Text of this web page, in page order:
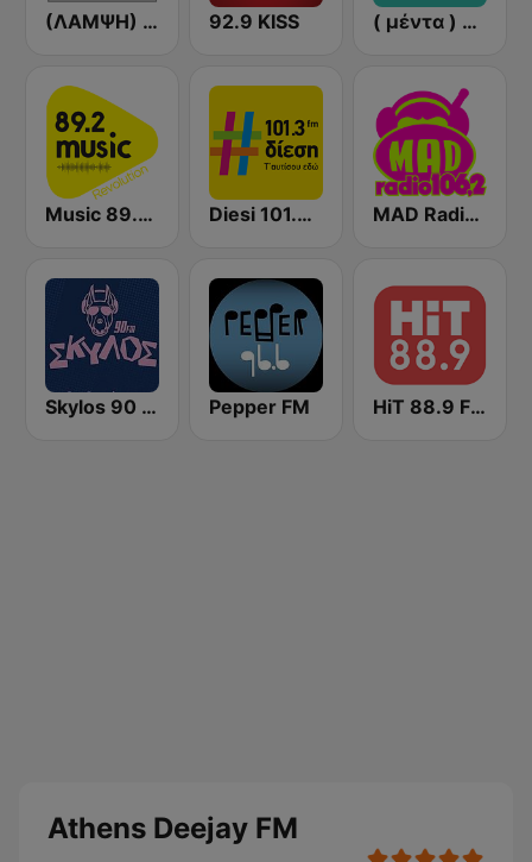
(ΛΑΜΨΗ) Lampsi 92.3 FM 92.9 KISS ( μέντα ) Menta 88 FM
Music 89.2 FM Diesi 101.3 FM MAD Radio 106.2 FM
Skylos 90 FM Pepper FM HiT 88.9 FM
Athens Deejay FM